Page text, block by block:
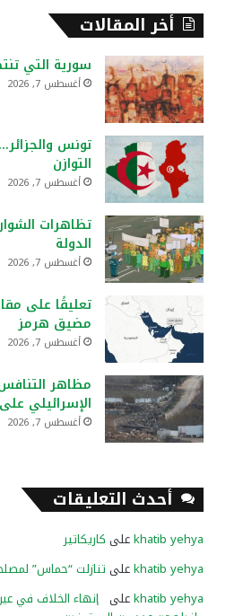
أخر المقالات
سورية التي
أغسطس 7, 2026
تونس
التوازن
أغسطس 7, 2026
تظاهرات
الدولة
أغسطس 7, 2026
تعليقًا على
مضيق هرمز
أغسطس 7, 2026
مظاهر
الإسرائيلي
أغسطس 7, 2026
أحدث التعليقات
khatib yehyaعلى كاريكاتير
khatib yehyaعلىتنازلت “حماس”
khatib yehyaعلى إنهاء الخلاف في